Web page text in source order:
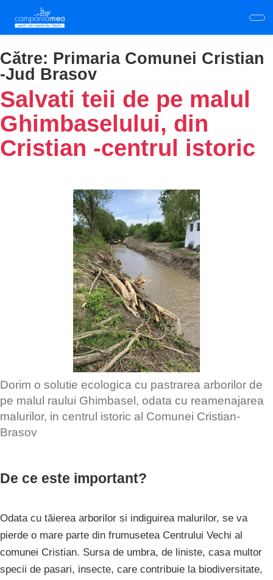
main
content
Către: Primaria Comunei Cristian
-Jud Brasov
Salvati teii de pe malul
Ghimbaselului, din
Cristian -centrul istoric
Dorim o solutie ecologica cu pastrarea arborilor de
pe malul raului Ghimbasel, odata cu reamenajarea
malurilor, in centrul istoric al Comunei Cristian-
Brasov
De ce este important?
Odata cu tăierea arborilor si indiguirea malurilor, se va
pierde o mare parte din frumusetea Centrului Vechi al
comunei Cristian. Sursa de umbra, de liniste, casa multor
specii de pasari, insecte, care contribuie la biodiversitate,